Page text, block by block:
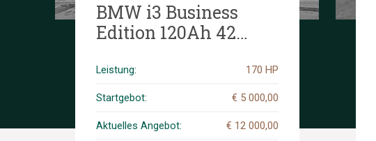
BMW i3 Business
Edition 120Ah 42
NL), N-005-RZ
Leistung: 170 HP
Startgebot: € 5 000,00
Aktuelles Angebot: € 12 000,00